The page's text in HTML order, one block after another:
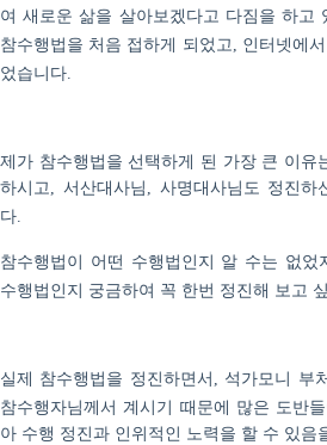
여 새로운 삶을 살아보겠다고 다짐을 하고
참수행법을 처음 접하게 되었고 인터넷에
었습니다
제가 참수행법을 선택하게 된 가장 큰 이유
하시고
서산대사님
사명대사님도 정진하
다
참수행법이 어떤 수행법인지 알 수는 없었
수행법인지 궁금하여 꼭 한번 정진해 보고
실제 참수행법을 정진하면서 석가모니 부
참수행자님께서 계시기 때문에 많은 도반
아 수행 정진과 인위적인 노력을 할 수 있음